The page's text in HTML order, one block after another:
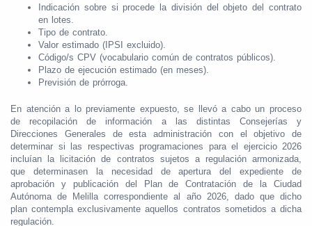
Indicación sobre si procede la división del objeto del contrato
en lotes.
Tipo de contrato.
Valor estimado (IPSI excluido).
Código/s CPV (vocabulario común de contratos públicos).
Plazo de ejecución estimado (en meses).
Previsión de prórroga.
En atención a lo previamente expuesto, se llevó a cabo un proceso
de recopilación de información a las distintas Consejerías y
Direcciones Generales de esta administración con el objetivo de
determinar si las respectivas programaciones para el ejercicio 2026
incluían la licitación de contratos sujetos a regulación armonizada,
que determinasen la necesidad de apertura del expediente de
aprobación y publicación del Plan de Contratación de la Ciudad
Autónoma de Melilla correspondiente al año 2026, dado que dicho
plan contempla exclusivamente aquellos contratos sometidos a dicha
regulación.